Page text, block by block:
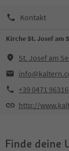
Kontakt
Kirche St. Josef am
St. Josef am
+39 0471
http://
Finde deine